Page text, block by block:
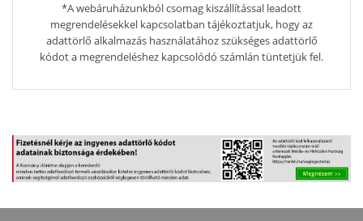
*A webáruházunkból csomag kiszállítással leadott
megrendelésekkel kapcsolatban tájékoztatjuk, hogy az
adattörlő alkalmazás használatához szükséges adattörlő
kódot a megrendeléshez kapcsolódó számlán tüntetjük fel.